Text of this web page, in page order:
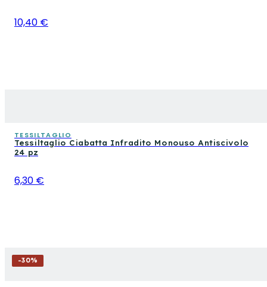
10,40 €
TESSILTAGLIO
Tessiltaglio Ciabatta Infradito Monouso Antiscivolo
24 pz
6,30 €
-30%